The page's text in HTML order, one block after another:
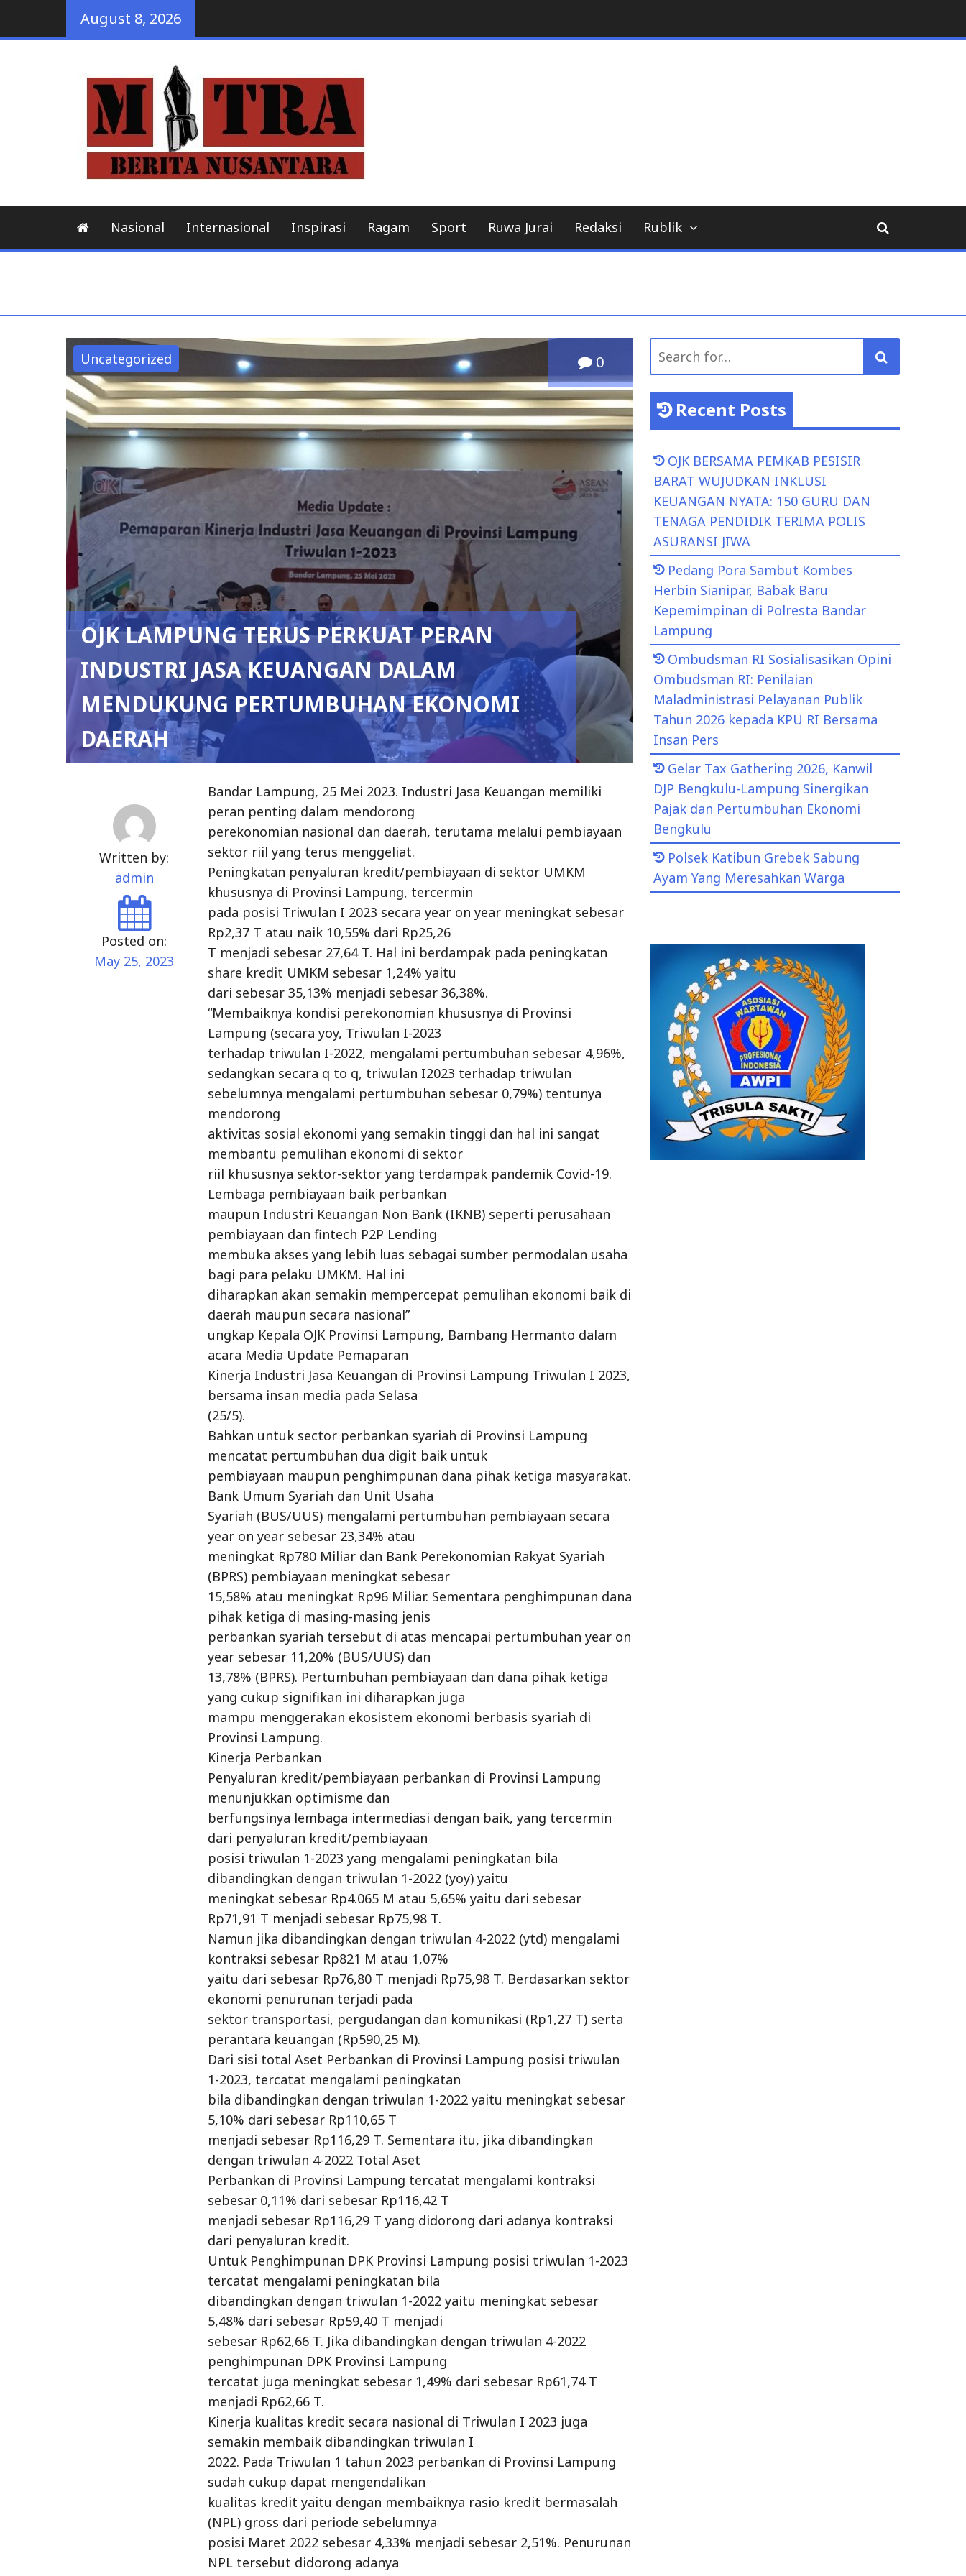
August 8, 2026
Nasional Internasional Inspirasi Ragam Sport Ruwa Jurai Redaksi Rublik
Uncategorized 0
OJK LAMPUNG TERUS PERKUAT PERAN
INDUSTRI JASA KEUANGAN DALAM
MENDUKUNG PERTUMBUHAN EKONOMI
DAERAH
Written by:
admin
Posted on:
May 25, 2023
Bandar Lampung, 25 Mei 2023. Industri Jasa Keuangan memiliki
peran penting dalam mendorong
perekonomian nasional dan daerah, terutama melalui pembiayaan
sektor riil yang terus menggeliat.
Peningkatan penyaluran kredit/pembiayaan di sektor UMKM
khususnya di Provinsi Lampung, tercermin
pada posisi Triwulan I 2023 secara year on year meningkat sebesar
Rp2,37 T atau naik 10,55% dari Rp25,26
T menjadi sebesar 27,64 T. Hal ini berdampak pada peningkatan
share kredit UMKM sebesar 1,24% yaitu
dari sebesar 35,13% menjadi sebesar 36,38%.
“Membaiknya kondisi perekonomian khususnya di Provinsi
Lampung (secara yoy, Triwulan I-2023
terhadap triwulan I-2022, mengalami pertumbuhan sebesar 4,96%,
sedangkan secara q to q, triwulan I2023 terhadap triwulan
sebelumnya mengalami pertumbuhan sebesar 0,79%) tentunya
mendorong
aktivitas sosial ekonomi yang semakin tinggi dan hal ini sangat
membantu pemulihan ekonomi di sektor
riil khususnya sektor-sektor yang terdampak pandemik Covid-19.
Lembaga pembiayaan baik perbankan
maupun Industri Keuangan Non Bank (IKNB) seperti perusahaan
pembiayaan dan fintech P2P Lending
membuka akses yang lebih luas sebagai sumber permodalan usaha
bagi para pelaku UMKM. Hal ini
diharapkan akan semakin mempercepat pemulihan ekonomi baik di
daerah maupun secara nasional”
ungkap Kepala OJK Provinsi Lampung, Bambang Hermanto dalam
acara Media Update Pemaparan
Kinerja Industri Jasa Keuangan di Provinsi Lampung Triwulan I 2023,
bersama insan media pada Selasa
(25/5).
Bahkan untuk sector perbankan syariah di Provinsi Lampung
mencatat pertumbuhan dua digit baik untuk
pembiayaan maupun penghimpunan dana pihak ketiga masyarakat.
Bank Umum Syariah dan Unit Usaha
Syariah (BUS/UUS) mengalami pertumbuhan pembiayaan secara
year on year sebesar 23,34% atau
meningkat Rp780 Miliar dan Bank Perekonomian Rakyat Syariah
(BPRS) pembiayaan meningkat sebesar
15,58% atau meningkat Rp96 Miliar. Sementara penghimpunan dana
pihak ketiga di masing-masing jenis
perbankan syariah tersebut di atas mencapai pertumbuhan year on
year sebesar 11,20% (BUS/UUS) dan
13,78% (BPRS). Pertumbuhan pembiayaan dan dana pihak ketiga
yang cukup signifikan ini diharapkan juga
mampu menggerakan ekosistem ekonomi berbasis syariah di
Provinsi Lampung.
Kinerja Perbankan
Penyaluran kredit/pembiayaan perbankan di Provinsi Lampung
menunjukkan optimisme dan
berfungsinya lembaga intermediasi dengan baik, yang tercermin
dari penyaluran kredit/pembiayaan
posisi triwulan 1-2023 yang mengalami peningkatan bila
dibandingkan dengan triwulan 1-2022 (yoy) yaitu
meningkat sebesar Rp4.065 M atau 5,65% yaitu dari sebesar
Rp71,91 T menjadi sebesar Rp75,98 T.
Namun jika dibandingkan dengan triwulan 4-2022 (ytd) mengalami
kontraksi sebesar Rp821 M atau 1,07%
yaitu dari sebesar Rp76,80 T menjadi Rp75,98 T. Berdasarkan sektor
ekonomi penurunan terjadi pada
sektor transportasi, pergudangan dan komunikasi (Rp1,27 T) serta
perantara keuangan (Rp590,25 M).
Dari sisi total Aset Perbankan di Provinsi Lampung posisi triwulan
1-2023, tercatat mengalami peningkatan
bila dibandingkan dengan triwulan 1-2022 yaitu meningkat sebesar
5,10% dari sebesar Rp110,65 T
menjadi sebesar Rp116,29 T. Sementara itu, jika dibandingkan
dengan triwulan 4-2022 Total Aset
Perbankan di Provinsi Lampung tercatat mengalami kontraksi
sebesar 0,11% dari sebesar Rp116,42 T
menjadi sebesar Rp116,29 T yang didorong dari adanya kontraksi
dari penyaluran kredit.
Untuk Penghimpunan DPK Provinsi Lampung posisi triwulan 1-2023
tercatat mengalami peningkatan bila
dibandingkan dengan triwulan 1-2022 yaitu meningkat sebesar
5,48% dari sebesar Rp59,40 T menjadi
sebesar Rp62,66 T. Jika dibandingkan dengan triwulan 4-2022
penghimpunan DPK Provinsi Lampung
tercatat juga meningkat sebesar 1,49% dari sebesar Rp61,74 T
menjadi Rp62,66 T.
Kinerja kualitas kredit secara nasional di Triwulan I 2023 juga
semakin membaik dibandingkan triwulan I
2022. Pada Triwulan 1 tahun 2023 perbankan di Provinsi Lampung
sudah cukup dapat mengendalikan
kualitas kredit yaitu dengan membaiknya rasio kredit bermasalah
(NPL) gross dari periode sebelumnya
posisi Maret 2022 sebesar 4,33% menjadi sebesar 2,51%. Penurunan
NPL tersebut didorong adanya
Search
Recent Posts
OJK BERSAMA PEMKAB PESISIR
BARAT WUJUDKAN INKLUSI
KEUANGAN NYATA: 150 GURU DAN
TENAGA PENDIDIK TERIMA POLIS
ASURANSI JIWA
Pedang Pora Sambut Kombes
Herbin Sianipar, Babak Baru
Kepemimpinan di Polresta Bandar
Lampung
Ombudsman RI Sosialisasikan Opini
Ombudsman RI: Penilaian
Maladministrasi Pelayanan Publik
Tahun 2026 kepada KPU RI Bersama
Insan Pers
Gelar Tax Gathering 2026, Kanwil
DJP Bengkulu-Lampung Sinergikan
Pajak dan Pertumbuhan Ekonomi
Bengkulu
Polsek Katibun Grebek Sabung
Ayam Yang Meresahkan Warga